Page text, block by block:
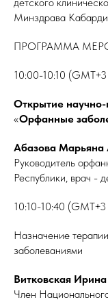
Минздрава
ПРОГРАММА
10:00-10:10
Открытие
«Орфанные
Абазова Марьяна
Руководитель
Республики, врач -
10:10-10:40
Назначение
заболеваниями
Витковская
Член